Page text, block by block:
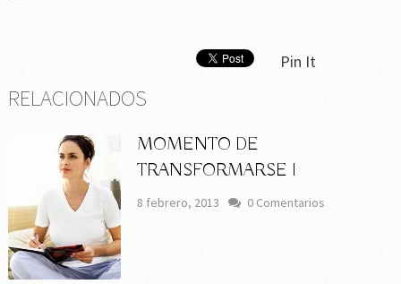
Pin It
RELACIONADOS
MOMENTO DE
TRANSFORMARSE I
8 febrero, 2013 0 Comentarios